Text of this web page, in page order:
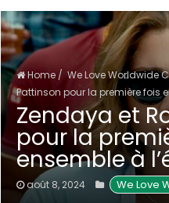
Home / We Love Worldwide
Pattinson pour la première fois
Zendaya et
pour la
ensemble à
août 8, 2024 We Love